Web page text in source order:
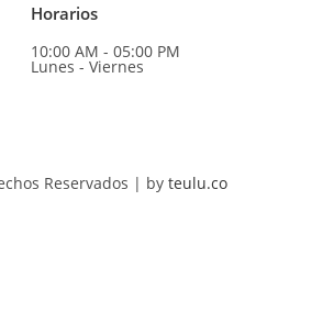
Horarios
10:00 AM - 05:00 PM
Lunes - Viernes
Reservados | by teulu.co